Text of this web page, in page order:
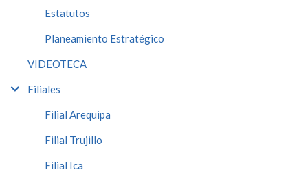
Estatutos
Planeamiento Estratégico
VIDEOTECA
Filiales
Filial Arequipa
Filial Trujillo
Filial Ica